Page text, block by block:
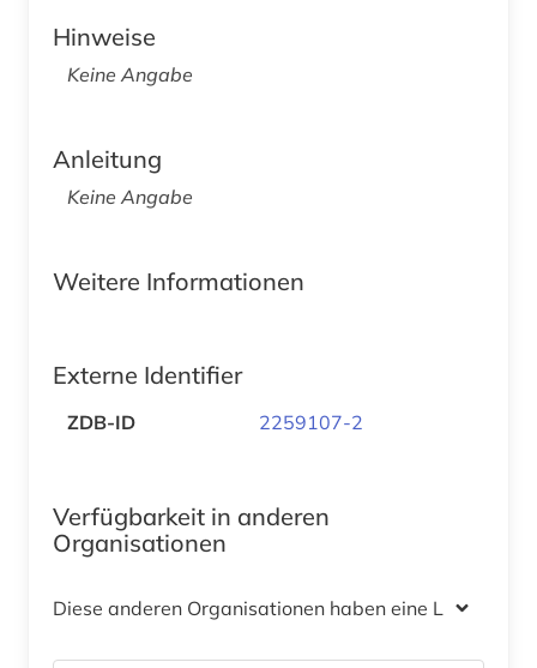
Hinweise
Keine Angabe
Anleitung
Keine Angabe
Weitere Informationen
Externe Identifier
ZDB-ID 2259107-2
Verfügbarkeit in anderen
Organisationen
Diese anderen Organisationen haben eine Lizenz